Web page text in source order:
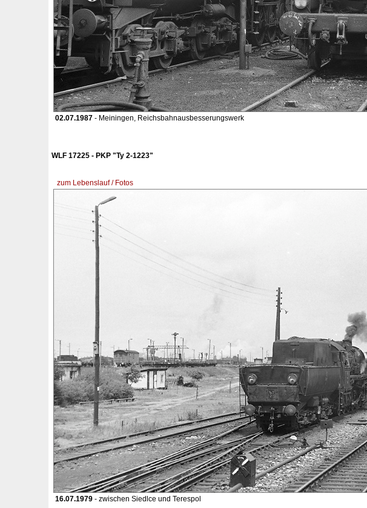
02.07.1987- Meiningen, Reichsbahnausbesserungswerk
WLF 17225 - PKP "Ty 2-1223"
zum Lebenslauf / Fotos
16.07.1979- zwischen Siedlce und Terespol